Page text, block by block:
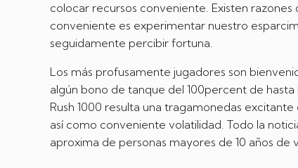
colocar recursos conveniente. Existen
conveniente es experimentar nuestro
seguidamente percibir fortuna.
Los más profusamente jugadores son
algún bono de tanque del 100percent de
Rush 1000 resulta una tragamonedas
así­ como conveniente volatilidad. Todo la
aproxima de personas mayores de 10 años de